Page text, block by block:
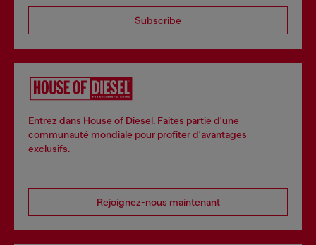
Subscribe
Entrez dans House of Diesel. Faites partie d'une
communauté mondiale pour profiter d'avantages
exclusifs.
Rejoignez-nous maintenant